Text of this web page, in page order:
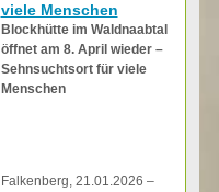
viele Menschen
Blockhütte im Waldnaabtal
öffnet am 8. April wieder –
Sehnsuchtsort für viele
Menschen
Falkenberg, 21.01.2026 –